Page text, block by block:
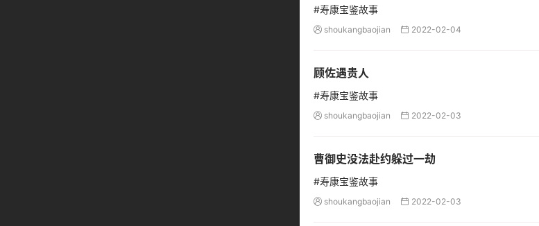
#寿康宝鉴故事
 shoukangbaojian  2022-02-04
顾佐遇贵人
#寿康宝鉴故事
 shoukangbaojian  2022-02-03
曹御史没法赴约躲过一劫
#寿康宝鉴故事
 shoukangbaojian  2022-02-03